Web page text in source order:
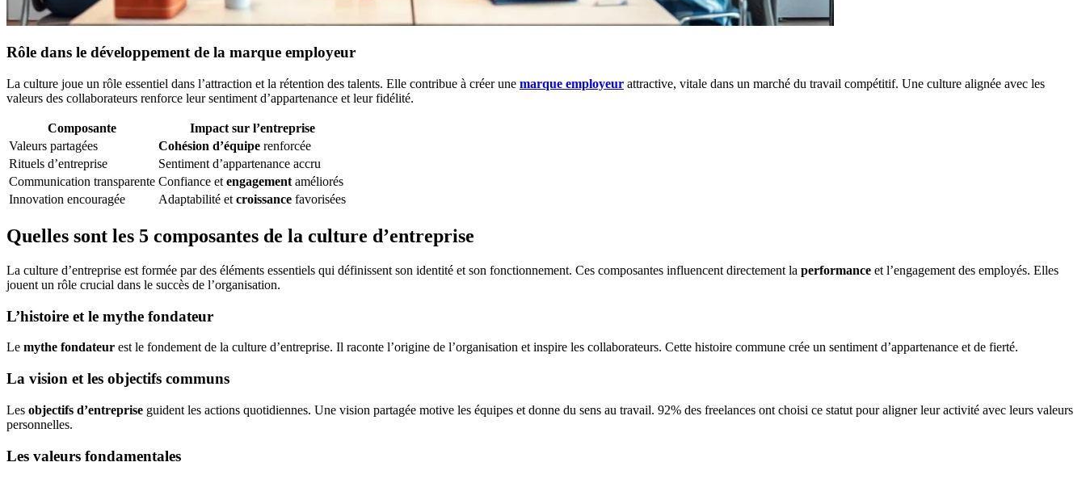
Rôle dans le développement de la marque employeur
La culture joue un rôle essentiel dans l’attraction et la rétention des talents. Elle contribue à créer une marque employeur attractive, vitale dans un marché du travail compétitif. Une culture alignée avec les
valeurs des collaborateurs renforce leur sentiment d’appartenance et leur fidélité.
Composante
Impact sur l’entreprise
Valeurs partagées
Cohésion d’équipe renforcée
Rituels d’entreprise
Sentiment d’appartenance accru
Communication transparente Confiance et engagement améliorés
Innovation encouragée
Adaptabilité et croissance favorisées
Quelles sont les 5 composantes de la culture d’entreprise
La culture d’entreprise est formée par des éléments essentiels qui définissent son identité et son fonctionnement. Ces composantes influencent directement la performance et l’engagement des employés. Elles
jouent un rôle crucial dans le succès de l’organisation.
L’histoire et le mythe fondateur
Le mythe fondateur est le fondement de la culture d’entreprise. Il raconte l’origine de l’organisation et inspire les collaborateurs. Cette histoire commune crée un sentiment d’appartenance et de fierté.
La vision et les objectifs communs
Les objectifs d’entreprise guident les actions quotidiennes. Une vision partagée motive les équipes et donne du sens au travail. 92% des freelances ont choisi ce statut pour aligner leur activité avec leurs valeurs
personnelles.
Les valeurs fondamentales